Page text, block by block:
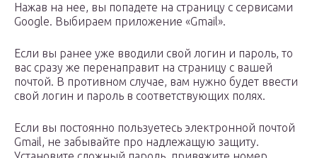
Нажав на нее, вы попадете на страницу с сервисами
Google. Выбираем приложение «Gmail».
Если вы ранее уже вводили свой логин и пароль, то
вас сразу же перенаправит на страницу с вашей
почтой. В противном случае, вам нужно будет ввести
свой логин и пароль в соответствующих полях.
Если вы постоянно пользуетесь электронной почтой
Gmail, не забывайте про надлежащую защиту.